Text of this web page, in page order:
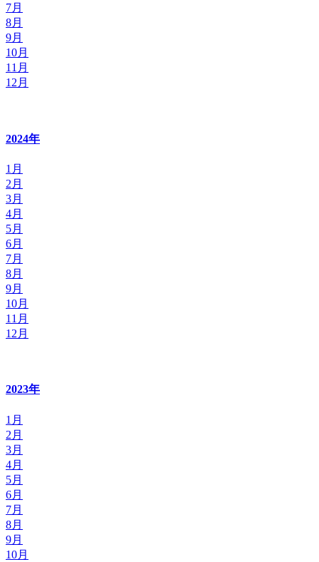
7月
8月
9月
10月
11月
12月
2024年
1月
2月
3月
4月
5月
6月
7月
8月
9月
10月
11月
12月
2023年
1月
2月
3月
4月
5月
6月
7月
8月
9月
10月